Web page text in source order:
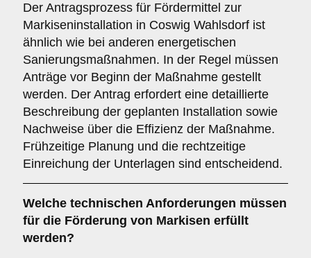
Der Antragsprozess für Fördermittel zur
Markiseninstallation in Coswig Wahlsdorf ist
ähnlich wie bei anderen energetischen
Sanierungsmaßnahmen. In der Regel müssen
Anträge vor Beginn der Maßnahme gestellt
werden. Der Antrag erfordert eine detaillierte
Beschreibung der geplanten Installation sowie
Nachweise über die Effizienz der Maßnahme.
Frühzeitige Planung und die rechtzeitige
Einreichung der Unterlagen sind entscheidend.
Welche technischen Anforderungen müssen
für die Förderung von Markisen erfüllt
werden?